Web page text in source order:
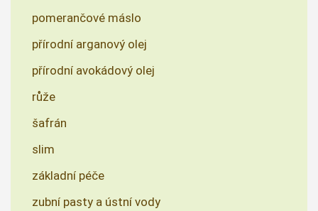
pomerančové máslo
přírodní arganový olej
přírodní avokádový olej
růže
šafrán
slim
základní péče
zubní pasty a ústní vody